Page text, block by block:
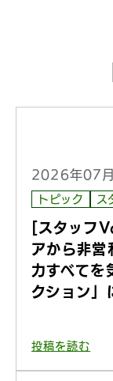
2026年07
トピック ス
[スタッフ
アから非営
力すべてを
クション」
投稿を読む